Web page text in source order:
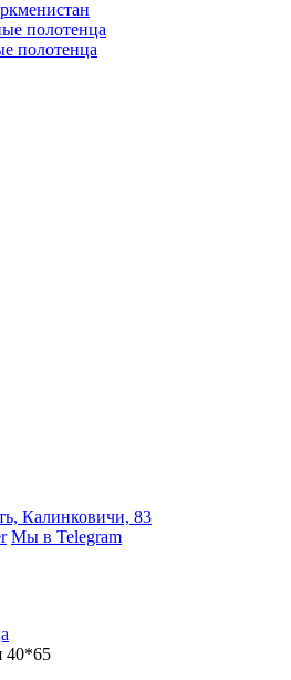
полотенца
полотенца
Калинковичи, 83
Мы в Telegram
40*65